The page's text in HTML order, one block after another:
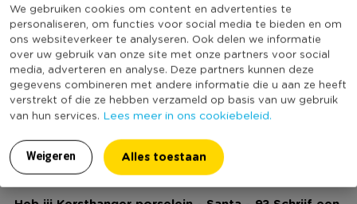
We gebruiken cookies om content en advertenties te
personaliseren, om functies voor social media te bieden en om
ons websiteverkeer te analyseren. Ook delen we informatie
over uw gebruik van onze site met onze partners voor social
media, adverteren en analyse. Deze partners kunnen deze
gegevens combineren met andere informatie die u aan ze heeft
verstrekt of die ze hebben verzameld op basis van uw gebruik
van hun services. Lees meer in ons cookiebeleid.
Weigeren Alles toestaan
Materiaal
Porselein
Productbreedte (cm)
6
Producthoogte (cm)
9
Kleur
Wit
Duurzaamheidsscore
(Nog) geen score
bekend